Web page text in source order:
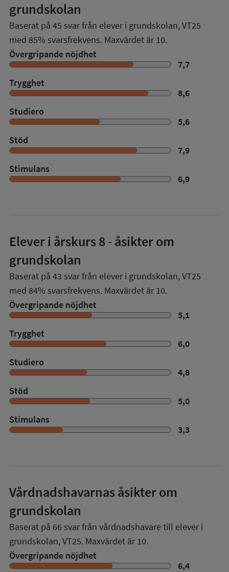
grundskolan
Baserat på 45 svar från elever i grundskolan,VT25
med 85% svarsfrekvens. Maxvärdet är 10.
Övergripande nöjdhet
7,7
Trygghet
8,6
Studiero
5,6
Stöd
7,9
Stimulans
6,9
Elever i årskurs 8- åsikter om
grundskolan
Baserat på 43 svar från elever i grundskolan,VT25
med 84% svarsfrekvens. Maxvärdet är 10.
Övergripande nöjdhet
5,1
Trygghet
6,0
Studiero
4,8
Stöd
5,0
Stimulans
3,3
Vårdnadshavarnas åsikter om
grundskolan
Baserat på 66 svar från vårdnadshavare till elever i
grundskolan,VT25. Maxvärdet är 10.
Övergripande nöjdhet
6,4